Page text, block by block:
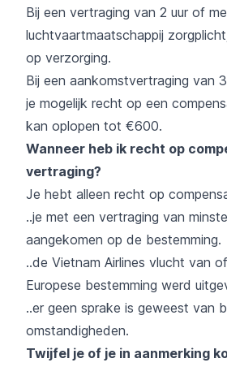
Bij een vertraging van 2 uur of
luchtvaartmaatschappij
op verzorging.
Bij een aankomstvertraging van
je mogelijk recht op een
kan oplopen tot €600.
Wanneer heb ik recht op
vertraging?
Je hebt alleen recht op
..je met een vertraging van
aangekomen op de bestemming.
..de Vietnam Airlines vlucht van
Europese bestemming werd
..er geen sprake is geweest van
omstandigheden.
Twijfel je of je in aanmerking